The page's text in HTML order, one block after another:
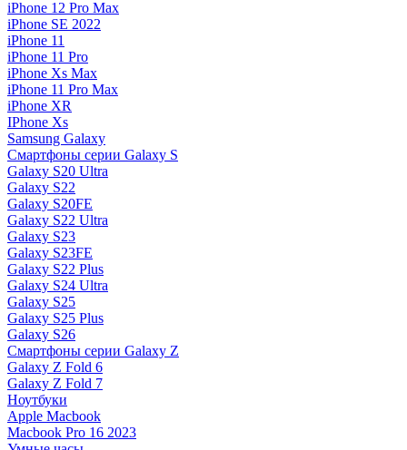
iPhone 12 Pro Max
iPhone SE 2022
iPhone 11
iPhone 11 Pro
iPhone Xs Max
iPhone 11 Pro Max
iPhone XR
IPhone Xs
Samsung Galaxy
Смартфоны серии Galaxy S
Galaxy S20 Ultra
Galaxy S22
Galaxy S20FE
Galaxy S22 Ultra
Galaxy S23
Galaxy S23FE
Galaxy S22 Plus
Galaxy S24 Ultra
Galaxy S25
Galaxy S25 Plus
Galaxy S26
Смартфоны серии Galaxy Z
Galaxy Z Fold 6
Galaxy Z Fold 7
Ноутбуки
Apple Macbook
Macbook Pro 16 2023